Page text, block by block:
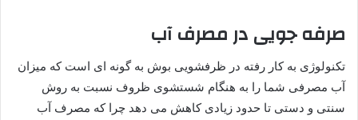
صرفه جویی در مصرف آب
تکنولوژی به کار رفته در ظرفشویی بوش به گونه ای است که میزان
آب مصرفی شما را به هنگام شستشوی ظروف نسبت به روش
سنتی و دستی تا حدود زیادی کاهش می دهد چرا که مصرف آب